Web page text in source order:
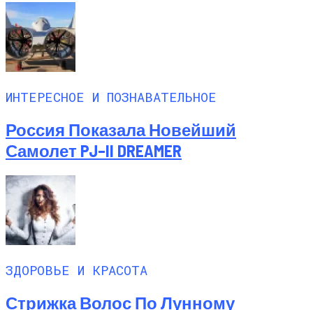
ИНТЕРЕСНОЕ И ПОЗНАВАТЕЛЬНОЕ
Россия Показала Новейший
Самолет PJ–II DREAMER
ЗДОРОВЬЕ И КРАСОТА
Стрижка Волос По Лунному